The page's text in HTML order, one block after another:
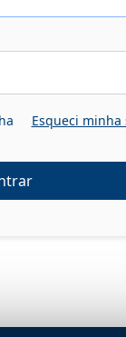
Esqueci minha